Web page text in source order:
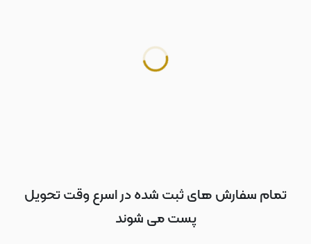
تمام سفارش های ثبت شده در اسرع وقت تحویل
پست می شوند